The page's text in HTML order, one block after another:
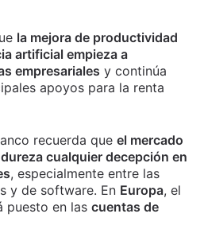
la mejora de productividad
artificial empieza a
empresariales y continúa
apoyos para la renta
recuerda que el mercado
cualquier decepción en
, especialmente entre las
y de software. En Europa, el
puesto en las cuentas de